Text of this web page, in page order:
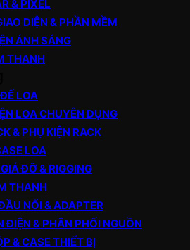
& PIXEL
DIỆN & PHẦN MỀM
ÁNH SÁNG
THANH
LOA
LOA CHUYÊN DỤNG
& PHỤ KIỆN RACK
LOA
ĐỠ & RIGGING
THANH
NỐI & ADAPTER
ĐIỆN & PHÂN PHỐI NGUỒN
& CASE THIẾT BỊ